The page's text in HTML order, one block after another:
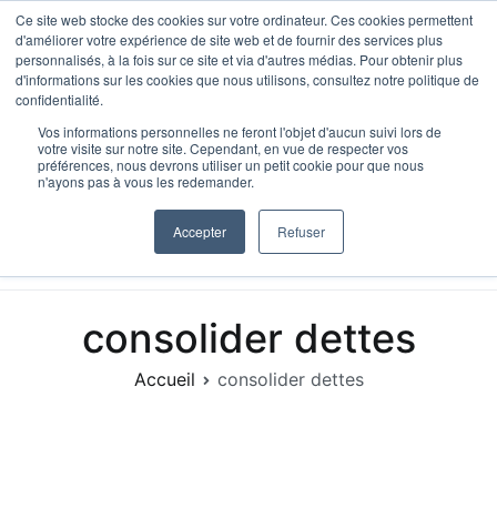
Ce site web stocke des cookies sur votre ordinateur. Ces cookies permettent
d'améliorer votre expérience de site web et de fournir des services plus
personnalisés, à la fois sur ce site et via d'autres médias. Pour obtenir plus
d'informations sur les cookies que nous utilisons, consultez notre politique de
confidentialité.
Vos informations personnelles ne feront l'objet d'aucun suivi lors de
votre visite sur notre site. Cependant, en vue de respecter vos
préférences, nous devrons utiliser un petit cookie pour que nous
n'ayons pas à vous les redemander.
Accepter Refuser
Aller
au
contenu
HypoScore, IA Hypothécaire
Le bon prêteur. En 90 seconde.
consolider dettes
Accueil consolider dettes